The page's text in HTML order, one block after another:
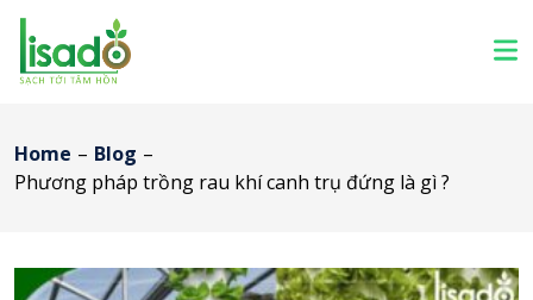
Home – Blog –
Phương pháp trồng rau khí canh trụ đứng là gì ?